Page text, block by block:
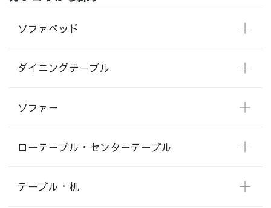
ソファベッド
ダイニングテーブル
ソファー
ローテーブル・センターテーブル
テーブル・机